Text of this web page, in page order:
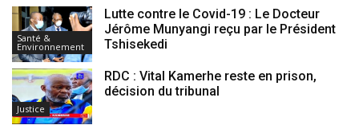
Santé &
Environnement
Lutte contre le Covid-19 : Le Docteur
Jérôme Munyangi reçu par le Président
Tshisekedi
Justice
RDC : Vital Kamerhe reste en prison,
décision du tribunal